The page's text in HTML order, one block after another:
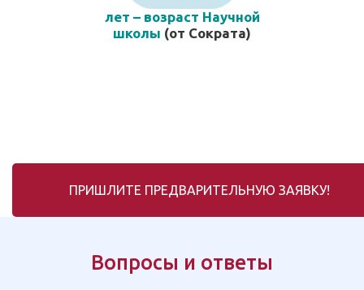
лет – возраст Научной
школы (от Сократа)
ПРИШЛИТЕ ПРЕДВАРИТЕЛЬНУЮ ЗАЯВКУ!
Вопросы и ответы